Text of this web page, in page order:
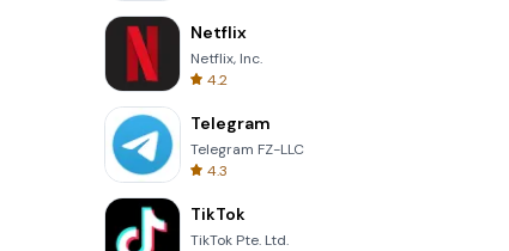
Netflix
Netflix, Inc.
4.2
Telegram
Telegram FZ-LLC
4.3
TikTok
TikTok Pte. Ltd.